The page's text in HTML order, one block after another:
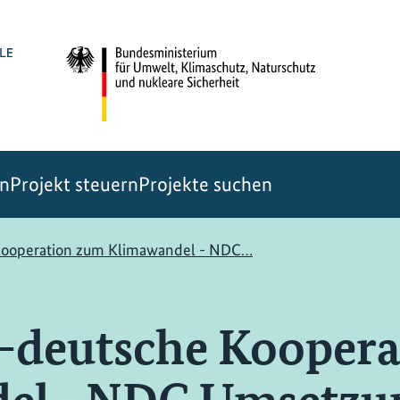
Projekt steuernProjekte suchen
zum Klimawandel - NDC…
deutsche